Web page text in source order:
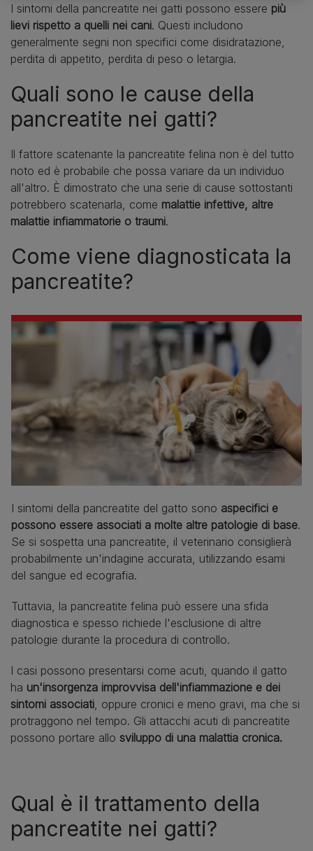
I sintomi della pancreatite nei gatti possono essere più
lievi rispetto a quelli nei cani. Questi includono
generalmente segni non specifici come disidratazione,
perdita di appetito, perdita di peso o letargia.
Quali sono le cause della
pancreatite nei gatti?
Il fattore scatenante la pancreatite felina non è del tutto
noto ed è probabile che possa variare da un individuo
all'altro. È dimostrato che una serie di cause sottostanti
potrebbero scatenarla, come malattie infettive, altre
malattie infiammatorie o traumi.
Come viene diagnosticata la
pancreatite?
I sintomi della pancreatite del gatto sono aspecifici e
possono essere associati a molte altre patologie di base.
Se si sospetta una pancreatite, il veterinario consiglierà
probabilmente un'indagine accurata, utilizzando esami
del sangue ed ecografia.
Tuttavia, la pancreatite felina può essere una sfida
diagnostica e spesso richiede l'esclusione di altre
patologie durante la procedura di controllo.
I casi possono presentarsi come acuti, quando il gatto
ha un'insorgenza improvvisa dell'infiammazione e dei
sintomi associati , oppure cronici e meno gravi, ma che si
protraggono nel tempo. Gli attacchi acuti di pancreatite
possono portare allo sviluppo di una malattia cronica.
Qual è il trattamento della
pancreatite nei gatti?